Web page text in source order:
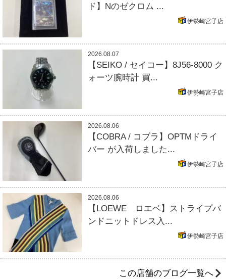
ド】Nのゼクロム ...
伊勢崎宮子店
2026.08.07
【SEIKO / セイコー】8J56-8000 ク
ォーツ腕時計 買...
伊勢崎宮子店
2026.08.06
【COBRA / コブラ】OPTMドライ
バー が入荷しました...
伊勢崎宮子店
2026.08.06
【LOEWE ロエベ】ストライプバ
ンドニットドレス入...
伊勢崎宮子店
この店舗のブログ一覧へ